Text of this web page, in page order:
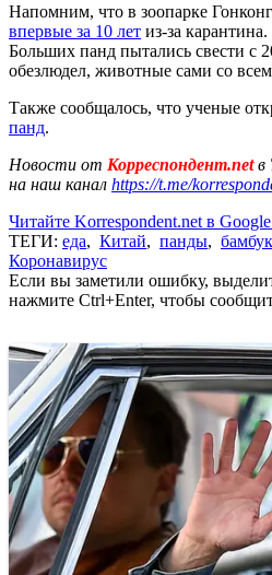
Напомним, что в зоопарке
впервые за 10 лет из-за карантина.
Больших панд пытались свести с
обезлюдел, животные сами со
Также сообщалось, что ученые
панд.
Новости от Корреспондент.netв
на наш канал https://t.me/
Читайте Korrespondent.net в
ТЕГИ: еда, Китай, панды, бамбук
Коронавирус
Если вы заметили ошибку,
нажмите Ctrl+Enter, чтобы